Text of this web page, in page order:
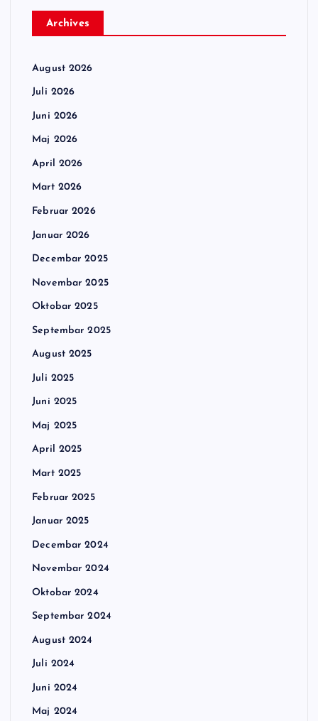
Archives
August 2026
Juli 2026
Juni 2026
Maj 2026
April 2026
Mart 2026
Februar 2026
Januar 2026
Decembar 2025
Novembar 2025
Oktobar 2025
Septembar 2025
August 2025
Juli 2025
Juni 2025
Maj 2025
April 2025
Mart 2025
Februar 2025
Januar 2025
Decembar 2024
Novembar 2024
Oktobar 2024
Septembar 2024
August 2024
Juli 2024
Juni 2024
Maj 2024